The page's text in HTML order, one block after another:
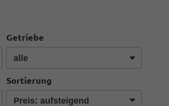
Getriebe
Sortierung